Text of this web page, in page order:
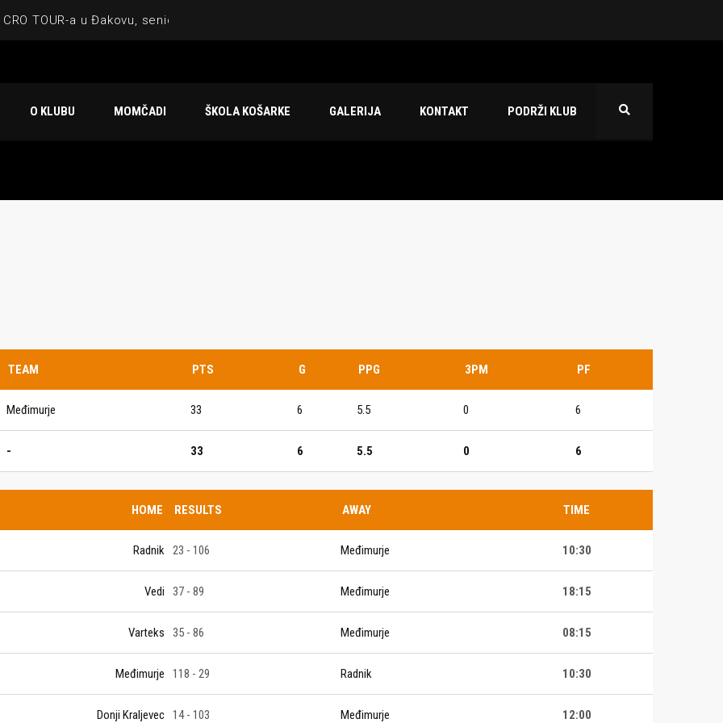
TOUR-a u Đakovu, seniorska ekipa 3×3 osvojila Krbulju
atraktivnu NCAA ekipu OBU Bison
O KLUBU MOMČADI ŠKOLA KOŠARKE GALERIJA KONTAKT PODRŽI KLUB
TEAM PTS G PPG 3PM PF
Međimurje 33 6 5.5 0 6
- 33 6 5.5 0 6
HOME RESULTS AWAY TIME
Radnik 23 - 106 Međimurje 10:30
Vedi 37 - 89 Međimurje 18:15
Varteks 35 - 86 Međimurje 08:15
Međimurje 118 - 29 Radnik 10:30
Donji Kraljevec 14 - 103 Međimurje 12:00
OBJAVE
U14 na završnici CRO
u Đakovu, seniorska ekipa
trenerski stožer
za sezonu
MOMČADI
Seniori